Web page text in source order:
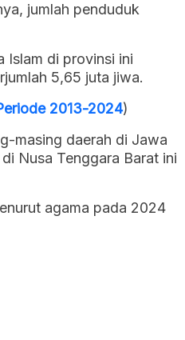
jumlah penduduk
Islam di provinsi ini
5,65 juta jiwa.
2013-2024)
masing daerah di Jawa
Nusa Tenggara Barat ini
agama pada 2024